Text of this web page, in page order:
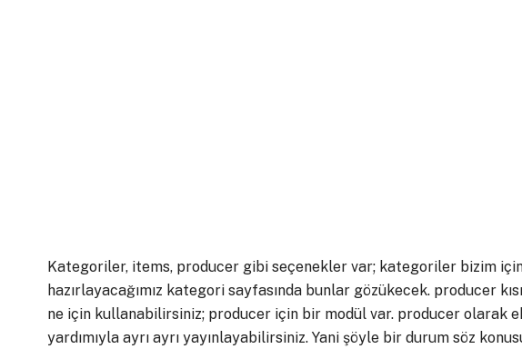
Kategoriler, items, producer gibi seçenekler var; kategoriler bizim
hazırlayacağımız kategori sayfasında bunlar gözükecek. producer
ne için kullanabilirsiniz; producer için bir modül var. producer olarak
yardımıyla ayrı ayrı yayınlayabilirsiniz. Yani şöyle bir durum söz